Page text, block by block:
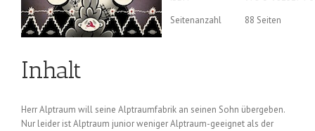
Seitenanzahl
88 Seiten
Inhalt
Herr Alptraum will seine Alptraumfabrik an seinen Sohn übergeben.
Nur leider ist Alptraum junior weniger Alptraum-geeignet als der